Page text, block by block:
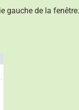
gauche de la